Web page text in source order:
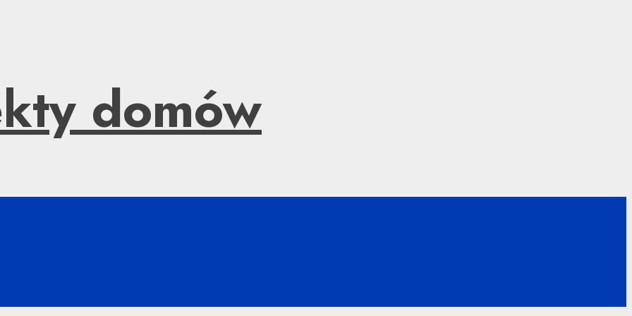
domów